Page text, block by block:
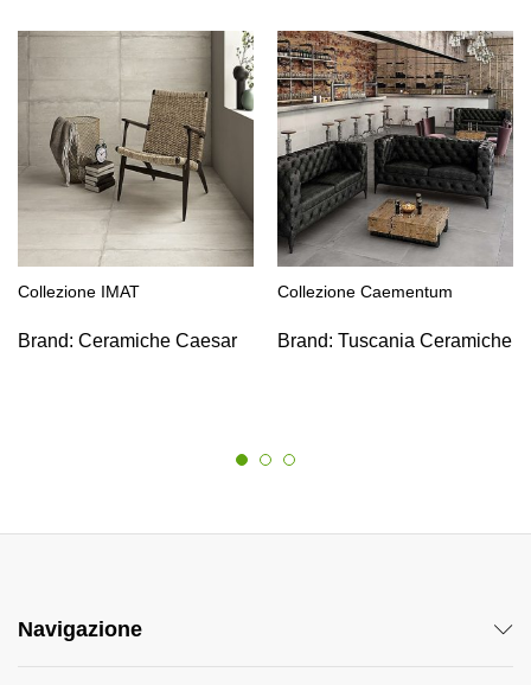
Collezione IMAT
Brand: Ceramiche Caesar
Collezione Caementum
Brand: Tuscania Ceramiche
Navigazione